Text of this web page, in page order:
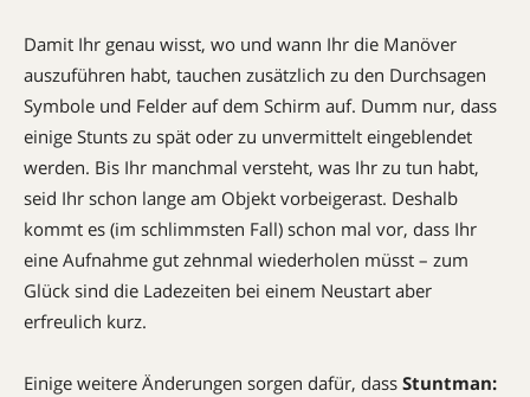
Damit Ihr genau wisst, wo und wann Ihr die Manöver
auszuführen habt, tauchen zusätzlich zu den Durchsagen
Symbole und Felder auf dem Schirm auf. Dumm nur, dass
­einige Stunts zu spät oder zu unvermittelt eingeblendet
werden. Bis Ihr manchmal versteht, was Ihr zu tun habt,
seid Ihr schon lange am Objekt vorbeigerast. Deshalb
kommt es (im schlimmsten Fall) schon mal vor, dass Ihr
eine Aufnahme gut zehnmal wiederholen müsst – zum
Glück sind die Ladezeiten bei einem ­Neustart aber
erfreulich kurz.
Einige weitere Änderungen sorgen dafür, dass Stuntman: